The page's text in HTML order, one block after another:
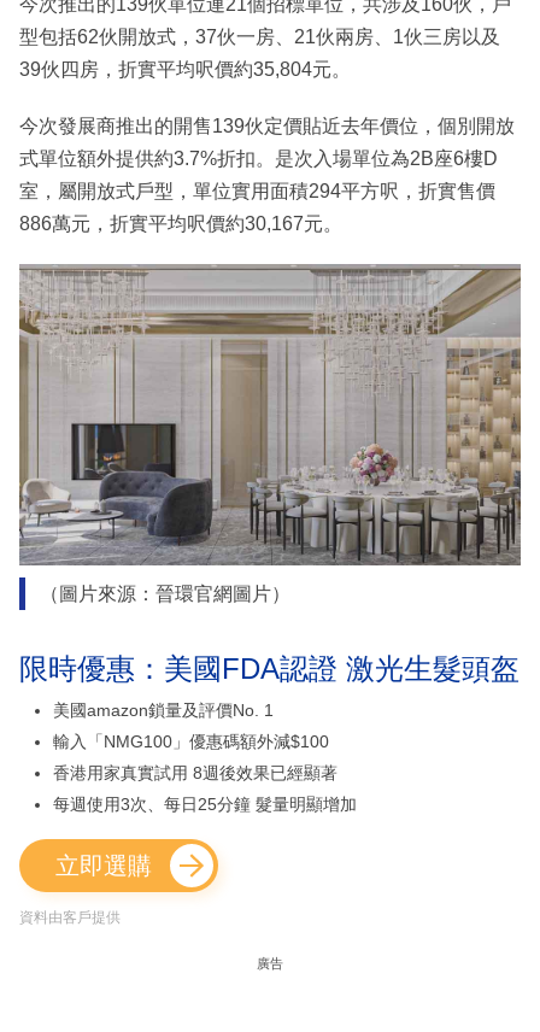
今次推出的139伙單位連21個招標單位，共涉及160伙，戶
型包括62伙開放式，37伙一房、21伙兩房、1伙三房以及
39伙四房，折實平均呎價約35,804元。
今次發展商推出的開售139伙定價貼近去年價位，個別開放
式單位額外提供約3.7%折扣。是次入場單位為2B座6樓D
室，屬開放式戶型，單位實用面積294平方呎，折實售價
886萬元，折實平均呎價約30,167元。
（圖片來源：晉環官網圖片）
限時優惠：美國FDA認證 激光生髮頭盔
美國amazon鎖量及評價No. 1
輸入「NMG100」優惠碼額外減$100
香港用家真實試用 8週後效果已經顯著
每週使用3次、每日25分鐘 髮量明顯增加
立即選購
資料由客戶提供
廣告